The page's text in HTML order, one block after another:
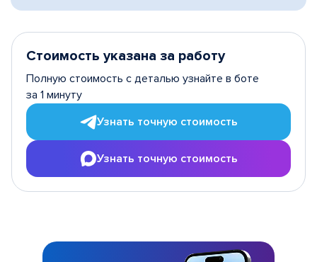
Стоимость указана за работу
Полную стоимость с деталью узнайте в боте
за 1 минуту
Узнать точную стоимость
Узнать точную стоимость